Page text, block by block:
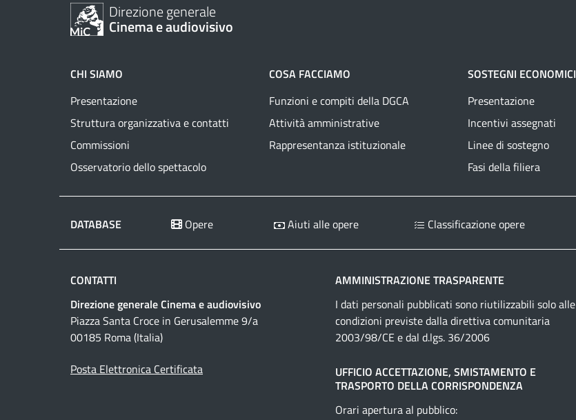
Direzione generale
Cinema e audiovisivo
CHI SIAMO
Presentazione
Struttura organizzativa e contatti
Commissioni
Osservatorio dello spettacolo
COSA FACCIAMO
Funzioni e compiti della DGCA
Attività amministrative
Rappresentanza istituzionale
SOSTEGNI ECONOMICI
Presentazione
Incentivi assegnati
Linee di sostegno
Fasi della filiera
DATABASE Opere Aiuti alle opere Classificazione opere
CONTATTI
Direzione generale Cinema e audiovisivo
Piazza Santa Croce in Gerusalemme 9/a
00185 Roma (Italia)
Posta Elettronica Certificata
AMMINISTRAZIONE TRASPARENTE
I dati personali pubblicati sono riutilizzabili solo alle
condizioni previste dalla direttiva comunitaria
2003/98/CE e dal d.lgs. 36/2006
UFFICIO ACCETTAZIONE, SMISTAMENTO E
TRASPORTO DELLA CORRISPONDENZA
Orari apertura al pubblico: